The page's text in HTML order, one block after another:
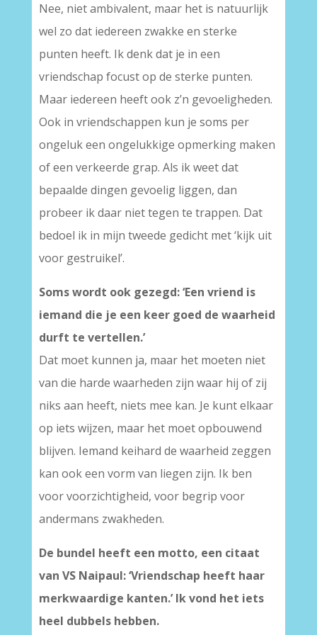
Nee, niet ambivalent, maar het is natuurlijk
wel zo dat iedereen zwakke en sterke
punten heeft. Ik denk dat je in een
vriendschap focust op de sterke punten.
Maar iedereen heeft ook z’n gevoeligheden.
Ook in vriendschappen kun je soms per
ongeluk een ongelukkige opmerking maken
of een verkeerde grap. Als ik weet dat
bepaalde dingen gevoelig liggen, dan
probeer ik daar niet tegen te trappen. Dat
bedoel ik in mijn tweede gedicht met ‘kijk uit
voor gestruikel’.
Soms wordt ook gezegd: ‘Een vriend is
iemand die je een keer goed de waarheid
durft te vertellen.’
Dat moet kunnen ja, maar het moeten niet
van die harde waarheden zijn waar hij of zij
niks aan heeft, niets mee kan. Je kunt elkaar
op iets wijzen, maar het moet opbouwend
blijven. Iemand keihard de waarheid zeggen
kan ook een vorm van liegen zijn. Ik ben
voor voorzichtigheid, voor begrip voor
andermans zwakheden.
De bundel heeft een motto, een citaat
van VS Naipaul: ‘Vriendschap heeft haar
merkwaardige kanten.’ Ik vond het iets
heel dubbels hebben.